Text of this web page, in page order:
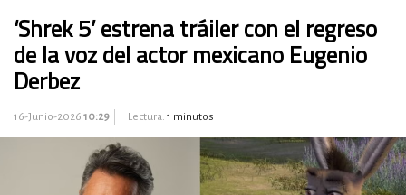
‘Shrek 5’ estrena tráiler con el regreso
de la voz del actor mexicano Eugenio
Derbez
16-Junio-2026 10:29 Lectura: 1 minutos